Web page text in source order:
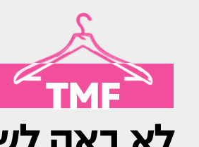
TMF